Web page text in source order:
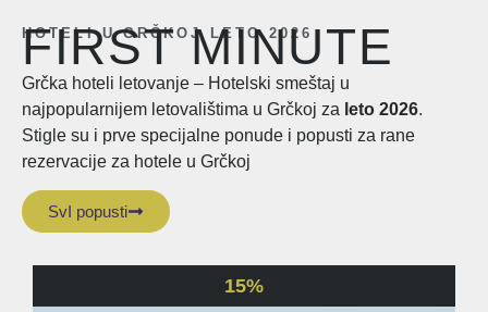
FIRST
MINUTE
hoteli u Grčkoj leto 2026
HOTELI U GRČKOJ LETO 2026
FIRST MINUTE
Grčka hoteli letovanje – Hotelski smeštaj u
najpopularnijem letovalištima u Grčkoj za leto 2026.
Stigle su i prve specijalne ponude i popusti za rane
rezervacije za hotele u Grčkoj
SvI popusti
15%